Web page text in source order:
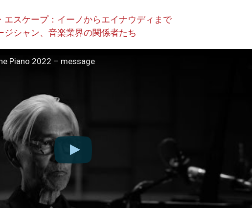
エスケープ：イーノからエイナウディまで
ジシャン、音楽業界の関係者たち
Piano 2022 – message